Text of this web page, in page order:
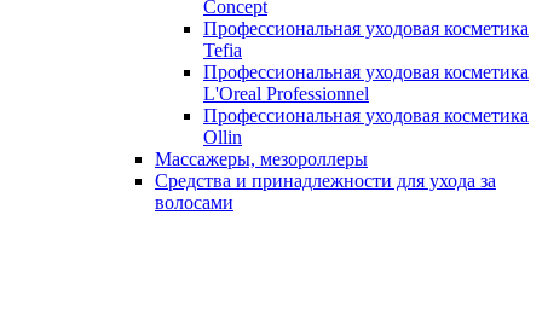
Concept
Профессиональная уходовая косметика
Tefia
Профессиональная уходовая косметика
L'Oreal Professionnel
Профессиональная уходовая косметика
Ollin
Массажеры, мезороллеры
Средства и принадлежности для ухода за
волосами